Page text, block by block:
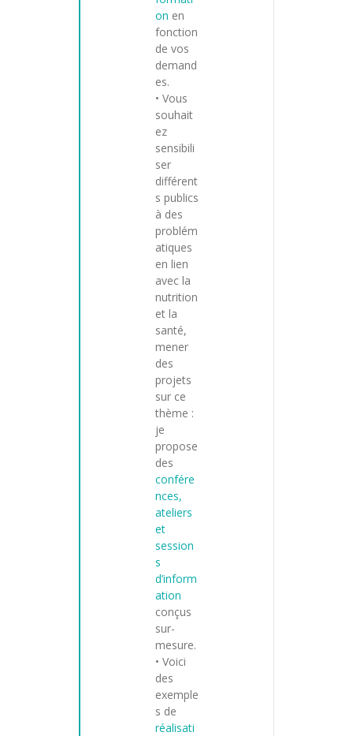
on en
fonction
de vos
demand
es.
• Vous
souhait
ez
sensibili
ser
différent
s publics
à des
problém
atiques
en lien
avec la
nutrition
et la
santé,
mener
des
projets
sur ce
thème :
je
propose
des
confére
nces,
ateliers
et
session
s
d’inform
ation
conçus
sur-
mesure.
• Voici
des
exemple
s de
réalisati